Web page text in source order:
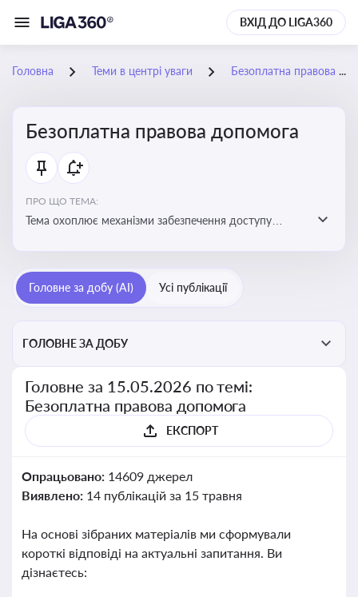
ВХІД ДО LIGA360
Головна Теми в центрі уваги Безоплатна правова допомога
Безоплатна правова допомога
ПРО ЩО ТЕМА:
Тема охоплює механізми забезпечення доступу
Головне за добу (AI) Усі публікації
ГОЛОВНЕ ЗА ДОБУ
Головне за 15.05.2026 по темі:
Безоплатна правова допомога
ЕКСПОРТ
Опрацьовано: 14609 джерел
Виявлено: 14 публікацій за 15 травня
На основі зібраних матеріалів ми сформували
короткі відповіді на актуальні запитання. Ви
дізнаєтесь: